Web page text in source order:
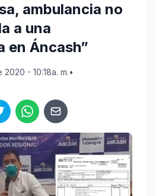
ambulancia no
a una
en Áncash”
- 10:18a. m.•